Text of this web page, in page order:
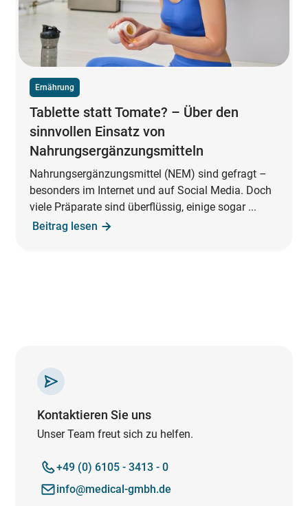
Ernährung
Tablette statt Tomate? – Über den
sinnvollen Einsatz von
Nahrungsergänzungsmitteln
Nahrungsergänzungsmittel (NEM) sind gefragt –
besonders im Internet und auf Social Media. Doch
viele Präparate sind überflüssig, einige sogar ...
Beitrag lesen
Kontaktieren Sie uns
Unser Team freut sich zu helfen.
+49 (0) 6105 - 3413 - 0
info@medical-gmbh.de